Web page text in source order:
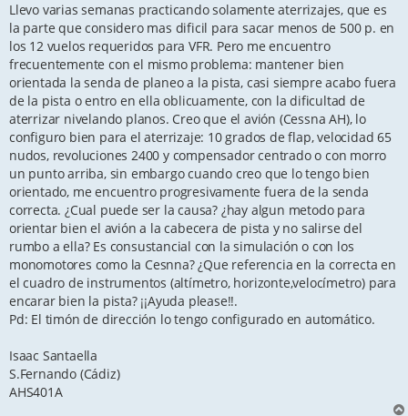
Llevo varias semanas practicando solamente aterrizajes, que es
la parte que considero mas dificil para sacar menos de 500 p. en
los 12 vuelos requeridos para VFR. Pero me encuentro
frecuentemente con el mismo problema: mantener bien
orientada la senda de planeo a la pista, casi siempre acabo fuera
de la pista o entro en ella oblicuamente, con la dificultad de
aterrizar nivelando planos. Creo que el avión (Cessna AH), lo
configuro bien para el aterrizaje: 10 grados de flap, velocidad 65
nudos, revoluciones 2400 y compensador centrado o con morro
un punto arriba, sin embargo cuando creo que lo tengo bien
orientado, me encuentro progresivamente fuera de la senda
correcta. ¿Cual puede ser la causa? ¿hay algun metodo para
orientar bien el avión a la cabecera de pista y no salirse del
rumbo a ella? Es consustancial con la simulación o con los
monomotores como la Cesnna? ¿Que referencia en la correcta en
el cuadro de instrumentos (altímetro, horizonte,velocímetro) para
encarar bien la pista? ¡¡Ayuda please!!.
Pd: El timón de dirección lo tengo configurado en automático.
Isaac Santaella
S.Fernando (Cádiz)
AHS401A